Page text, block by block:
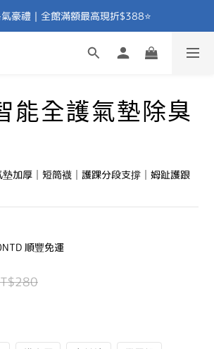
會員⭐即享100元折價券⭐
豪禮｜全館滿額最高現折$388⭐
磅爸氣豪禮｜滿額贈除臭襪⭐
能全護氣墊除臭
加厚│短筒襪│護踝分段支撐│姆趾護跟
順豐免運